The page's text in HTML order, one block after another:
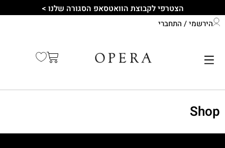
הצטרפי לקבוצת הוואטסאפ הסגורה שלנו >
הירשמי / התחברי
Shop